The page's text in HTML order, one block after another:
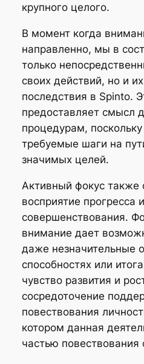
крупного целого.
В момент когда
направленно, мы в
только
своих действий, но и
последствия в Spinto.
предоставляет смысл
процедурам,
требуемые шаги на
значимых целей.
Активный фокус также
восприятие прогресса и
совершенствования.
внимание дает
даже незначительные
способностях или
чувство развития и
сосредоточение
повествования
котором данная
частью